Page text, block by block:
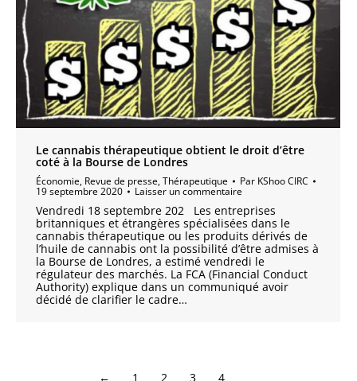
Le cannabis thérapeutique obtient le droit d’être
coté à la Bourse de Londres
Économie, Revue de presse,Thérapeutique Par KShoo CIRC
19 septembre 2020 Laisser un commentaire
Vendredi 18 septembre 202 Les entreprises
britanniques et étrangères spécialisées dans le
cannabis thérapeutique ou les produits dérivés de
l’huile de cannabis ont la possibilité d’être admises à
la Bourse de Londres, a estimé vendredi le
régulateur des marchés. La FCA (Financial Conduct
Authority) explique dans un communiqué avoir
décidé de clarifier le cadre…
← 1 2 3 4